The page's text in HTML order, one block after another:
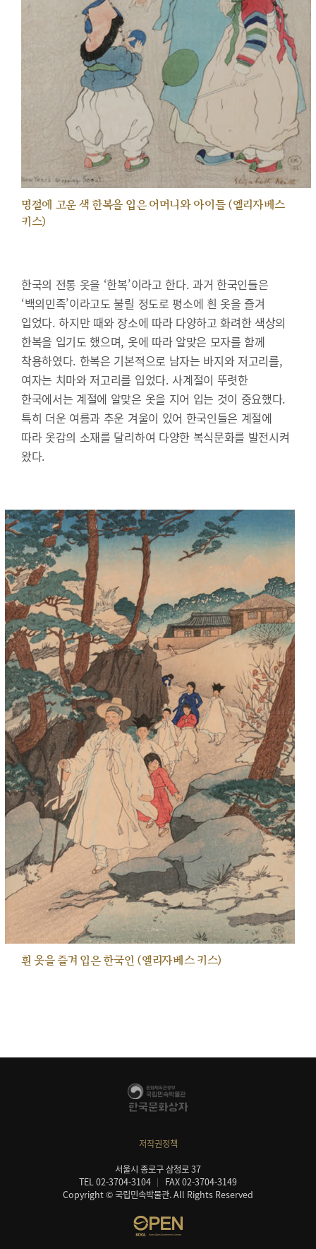
명절에 고운 색 한복을 입은 어머니와 아이들 (엘리자베스
키스)
한국의 전통 옷을 ‘한복’이라고 한다. 과거 한국인들은
‘백의민족’이라고도 불릴 정도로 평소에 흰 옷을 즐겨
입었다. 하지만 때와 장소에 따라 다양하고 화려한 색상의
한복을 입기도 했으며, 옷에 따라 알맞은 모자를 함께
착용하였다. 한복은 기본적으로 남자는 바지와 저고리를,
여자는 치마와 저고리를 입었다. 사계절이 뚜렷한
한국에서는 계절에 알맞은 옷을 지어 입는 것이 중요했다.
특히 더운 여름과 추운 겨울이 있어 한국인들은 계절에
따라 옷감의 소재를 달리하여 다양한 복식문화를 발전시켜
왔다.
흰 옷을 즐겨 입은 한국인 (엘리자베스 키스)
저작권정책
서울시 종로구 삼청로 37
TEL 02-3704-3104
FAX 02-3704-3149
Copyright © 국립민속박물관. All Rights Reserved